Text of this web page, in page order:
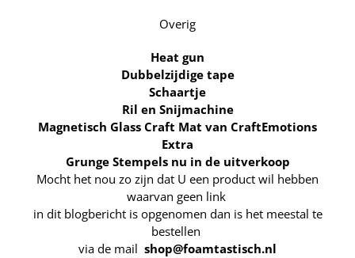
Overig
Heat gun
Dubbelzijdige tape
Schaartje
Ril en Snijmachine
Magnetisch Glass Craft Mat van CraftEmotions
Extra
Grunge Stempels nu in de uitverkoop
Mocht het nou zo zijn dat U een product wil hebben
waarvan geen link
in dit blogbericht is opgenomen dan is het meestal te
bestellen
via de mail shop@foamtastisch.nl